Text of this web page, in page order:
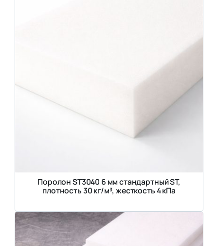
Поролон ST3040 6 мм стандартный ST,
плотность 30 кг/м³, жесткость 4 кПа